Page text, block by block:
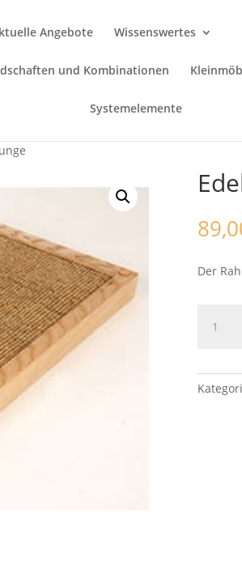
Angebote Wissenswertes
und Kombinationen
Systemelemente
Der
und